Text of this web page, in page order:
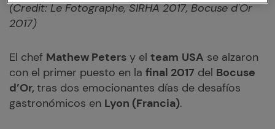
(Credit: Le Fotographe, SIRHA 2017, Bocuse d'Or
2017)
El chef Mathew Peters y el team USA se alzaron
con el primer puesto en la final 2017 del Bocuse
d’Or,tras dos emocionantes días de desafíos
gastronómicos en Lyon (Francia).